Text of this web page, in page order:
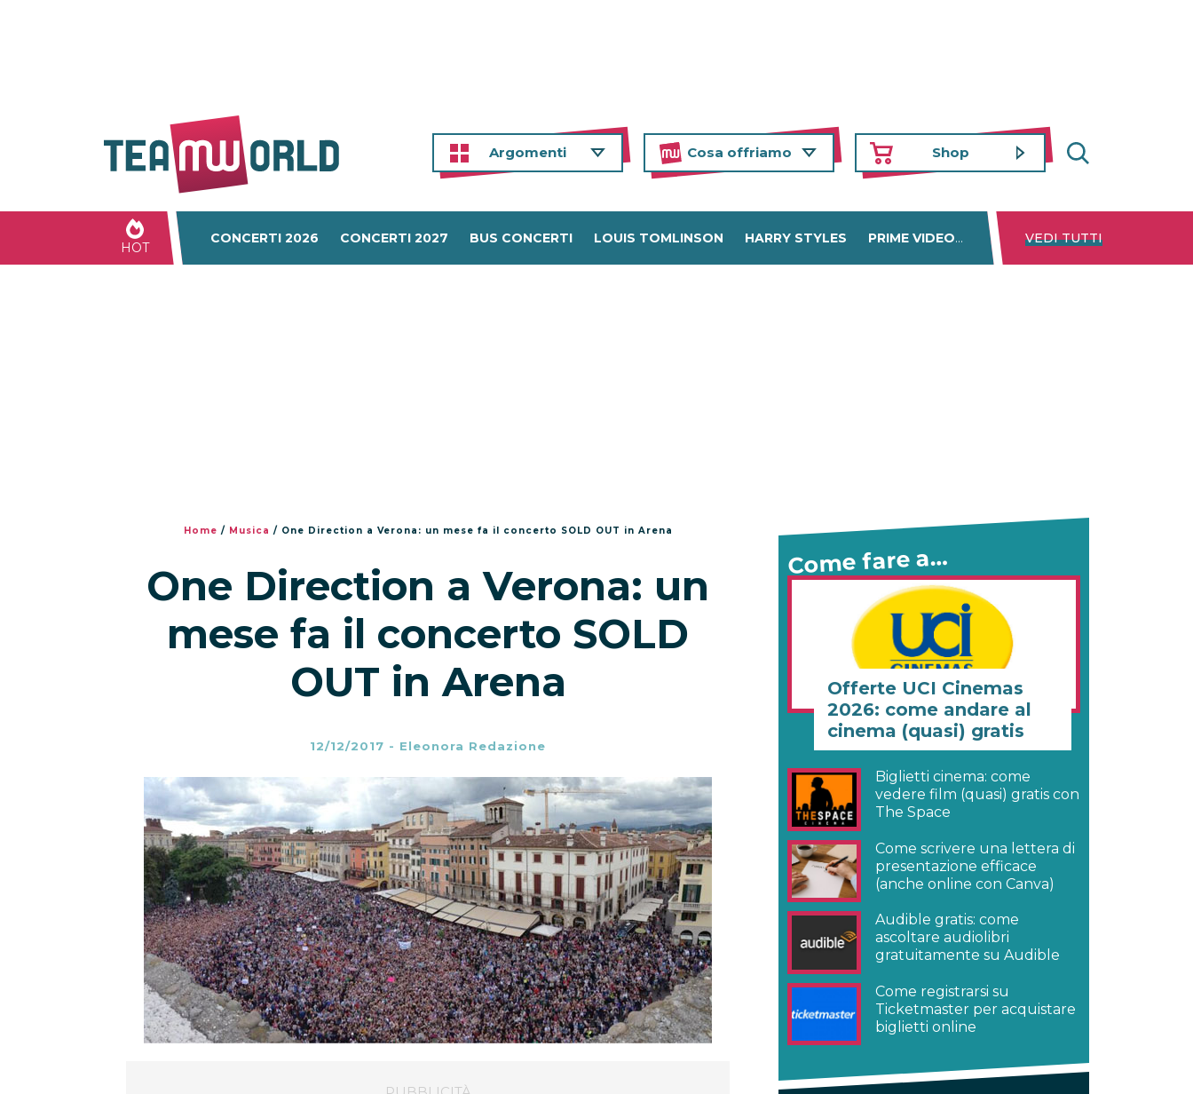
Argomenti Cosa offriamo Shop
HOT
CONCERTI 2026 CONCERTI 2027 BUS CONCERTI LOUIS TOMLINSON HARRY STYLES PRIME VIDEO DISNEY+ NETFLIX
VEDI TUTTI
Home / Musica / One Direction a Verona: un mese fa il concerto SOLD OUT in Arena
One Direction a Verona: un
mese fa il concerto SOLD
OUT in Arena
12/12/2017 - Eleonora Redazione
Come fare a…
Offerte UCI Cinemas
2026: come andare al
cinema (quasi) gratis
Biglietti cinema: come
vedere film (quasi) gratis con
The Space
Come scrivere una lettera di
presentazione efficace
(anche online con Canva)
Audible gratis: come
ascoltare audiolibri
gratuitamente su Audible
Come registrarsi su
Ticketmaster per acquistare
biglietti online